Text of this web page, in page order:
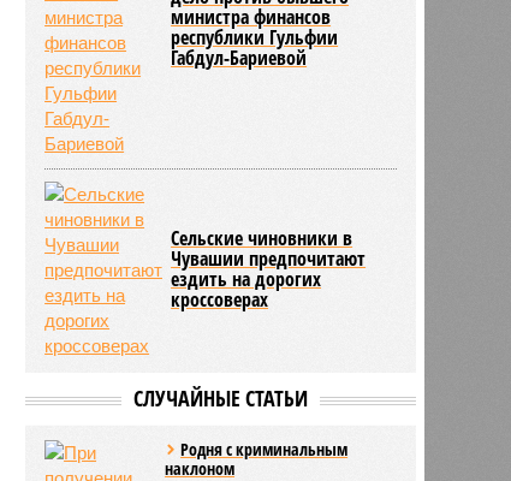
министра финансов
республики Гульфии
Габдул-Бариевой
Сельские чиновники в
Чувашии предпочитают
ездить на дорогих
кроссоверах
СЛУЧАЙНЫЕ СТАТЬИ
Родня с криминальным
наклоном